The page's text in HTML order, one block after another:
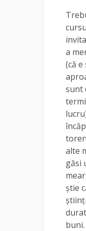
a
(că
sunt
alte
găsi
știe
buni.